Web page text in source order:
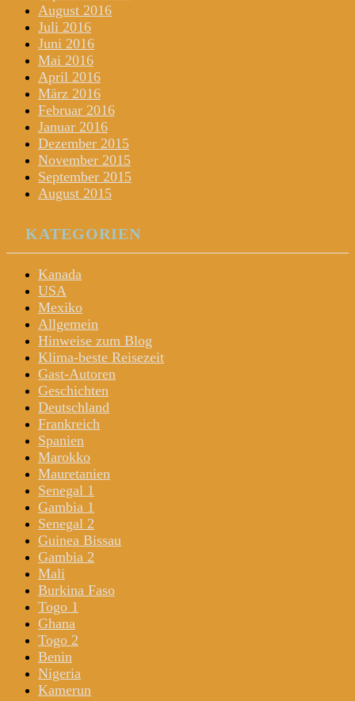
August 2016
Juli 2016
Juni 2016
Mai 2016
April 2016
März 2016
Februar 2016
Januar 2016
Dezember 2015
November 2015
September 2015
August 2015
KATEGORIEN
Kanada
USA
Mexiko
Allgemein
Hinweise zum Blog
Klima-beste Reisezeit
Gast-Autoren
Geschichten
Deutschland
Frankreich
Spanien
Marokko
Mauretanien
Senegal 1
Gambia 1
Senegal 2
Guinea Bissau
Gambia 2
Mali
Burkina Faso
Togo 1
Ghana
Togo 2
Benin
Nigeria
Kamerun